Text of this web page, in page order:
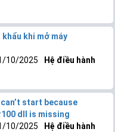
khi mở máy
10/2025
Hệ điều hành
start because
dll is missing
10/2025
Hệ điều hành